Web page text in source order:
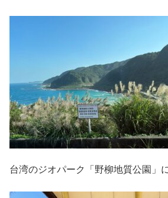
台湾のジオパーク「野柳地質公園」